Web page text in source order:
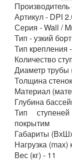
Артикул - DPI
Серия - Wall /
Тип - узкий борт
Тип крепления
Количество
Диаметр трубы
Толщина
Материал
Глубина
Тип
покрытим
Габариты
Нагрузка (mах)
Вес (кг) - 11